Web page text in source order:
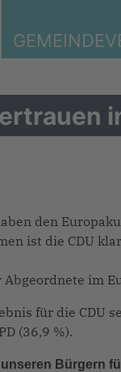
den
ist die CDU
im
für die CDU
(36,9 %).
Bürgern